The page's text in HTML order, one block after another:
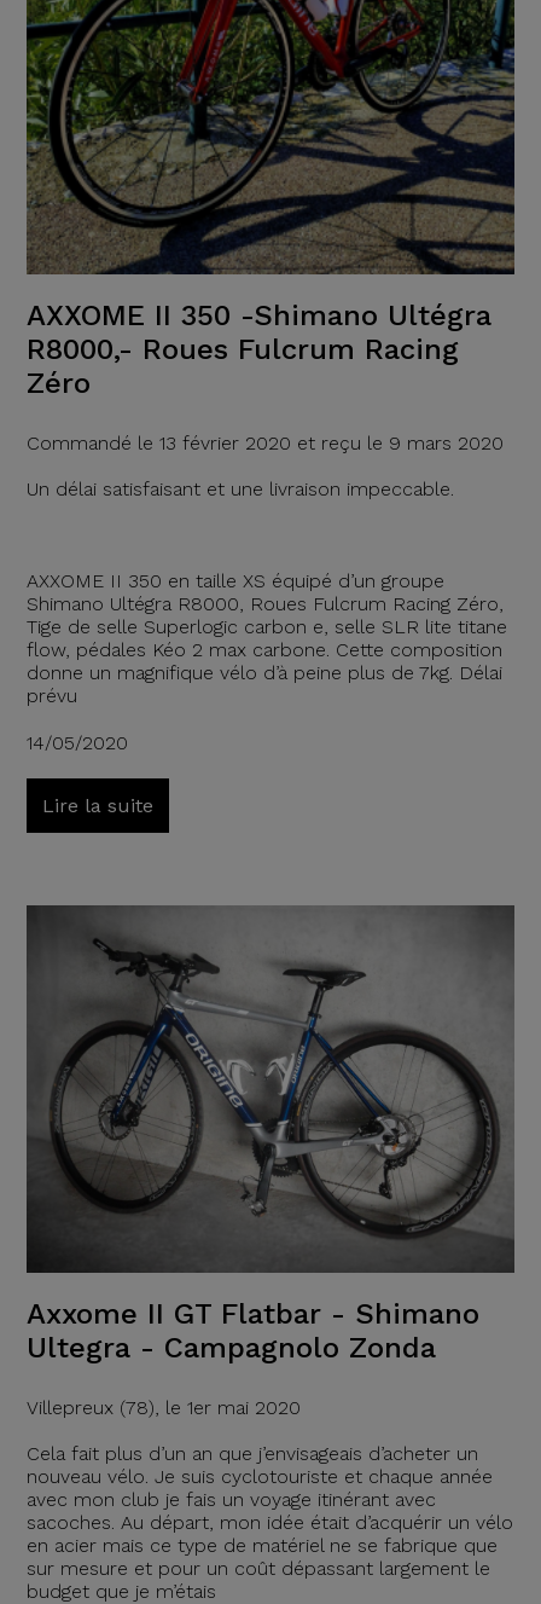
AXXOME II 350 -Shimano Ultégra
R8000,- Roues Fulcrum Racing
Zéro
Commandé le 13 février 2020 et reçu le 9 mars 2020
Un délai satisfaisant et une livraison impeccable.
AXXOME II 350 en taille XS équipé d’un groupe
Shimano Ultégra R8000, Roues Fulcrum Racing Zéro,
Tige de selle Superlogic carbon e, selle SLR lite titane
flow, pédales Kéo 2 max carbone. Cette composition
donne un magnifique vélo d’à peine plus de 7kg. Délai
prévu
14/05/2020
Lire la suite
Axxome II GT Flatbar - Shimano
Ultegra - Campagnolo Zonda
Villepreux (78), le 1er mai 2020
Cela fait plus d’un an que j’envisageais d’acheter un
nouveau vélo. Je suis cyclotouriste et chaque année
avec mon club je fais un voyage itinérant avec
sacoches. Au départ, mon idée était d’acquérir un vélo
en acier mais ce type de matériel ne se fabrique que
sur mesure et pour un coût dépassant largement le
budget que je m’étais